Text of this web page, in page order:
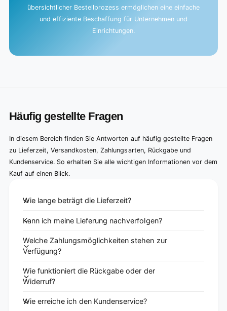
übersichtlicher Bestellprozess ermöglichen eine einfache
und effiziente Beschaffung für Unternehmen und
Einrichtungen.
Häufig gestellte Fragen
In diesem Bereich finden Sie Antworten auf häufig gestellte Fragen
zu Lieferzeit, Versandkosten, Zahlungsarten, Rückgabe und
Kundenservice. So erhalten Sie alle wichtigen Informationen vor dem
Kauf auf einen Blick.
Wie lange beträgt die Lieferzeit?
Kann ich meine Lieferung nachverfolgen?
Welche Zahlungsmöglichkeiten stehen zur
Verfügung?
Wie funktioniert die Rückgabe oder der
Widerruf?
Wie erreiche ich den Kundenservice?